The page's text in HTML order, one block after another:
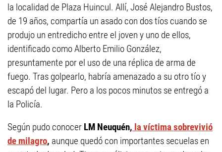
la localidad de Plaza Huincul. Allí, José Alejandro Bustos,
de 19 años, compartía un asado con dos tíos cuando se
produjo un entredicho entre el joven y uno de ellos,
identificado como Alberto Emilio González,
presuntamente por el uso de una réplica de arma de
fuego. Tras golpearlo, habría amenazado a su otro tío y
escapó del lugar. Pero a los pocos minutos se entregó a
la Policía.
Según pudo conocer LM Neuquén, la víctima sobrevivió
de milagro, aunque quedó con importantes secuelas en